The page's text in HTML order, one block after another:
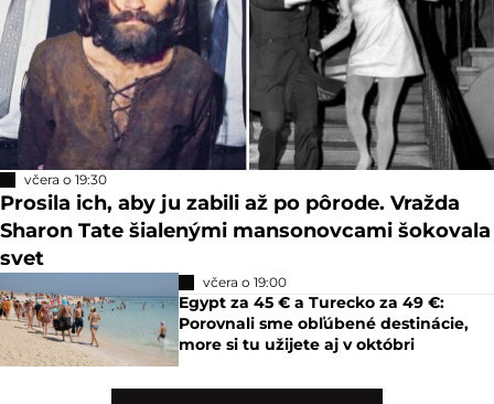
včera o 19:30
Prosila ich, aby ju zabili až po pôrode. Vražda
Sharon Tate šialenými mansonovcami šokovala
svet
Porovnali sme obľúbené destinácie,
more si tu užijete aj v októbri